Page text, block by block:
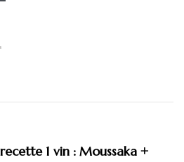
recette 1 vin : Moussaka +